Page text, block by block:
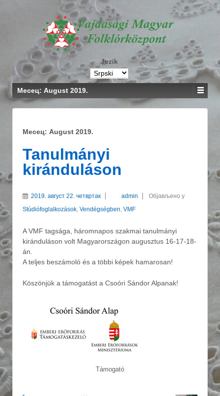
Jezik
Месец: August 2019.
Месец: August 2019.
Tanulmányi
kiránduláson
2019. август 22. четвртак admin
Објављено у
Stúdiófoglalkozások, Vendégségben, VMF
A VMF tagsága, háromnapos szakmai tanulmányi
kiránduláson volt Magyarországon augusztus 16-17-18-
án.
A teljes beszámoló és a többi képek hamarosan!
Köszönjük a támogatást a Csoóri Sándor Alpanak!
Támogató